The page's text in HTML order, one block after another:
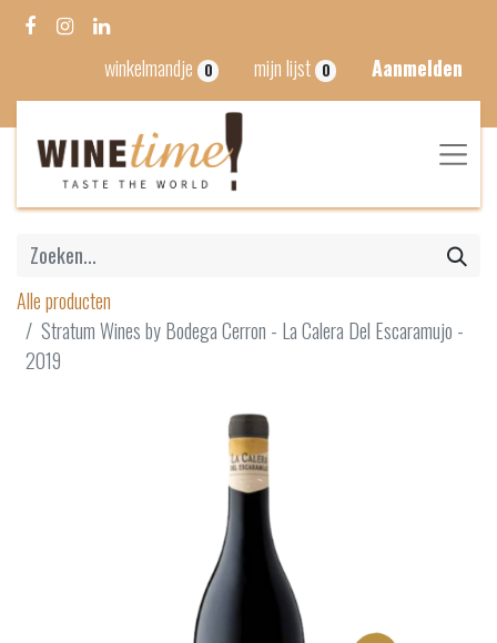
winkelmandje 0 mijn lijst 0 Aanmelden
Alle producten
Stratum Wines by Bodega Cerron - La Calera Del Escaramujo -
2019